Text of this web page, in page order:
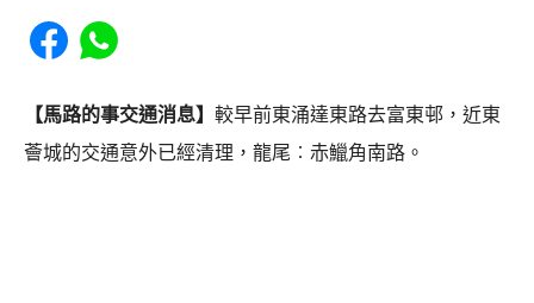
Share to Facebook
Share to WhatsApp
【馬路的事交通消息】 較早前東涌達東路去富東邨，近東
薈城的交通意外已經清理，龍尾︰赤鱲角南路。